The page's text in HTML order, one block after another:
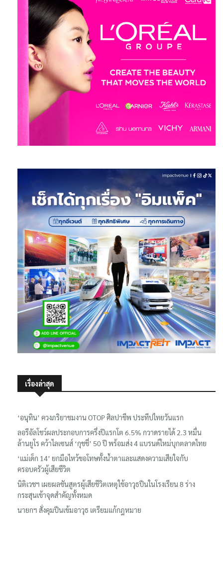
เรื่องล่าสุด
‘อนุทิน’ ควงภริยาชมงาน OTOP ศิลปาชีพ ประทีปไทยวันแรก
ลอรีอัลโชว์ผลประกอบการครึ่งปีแรกโต 6.5% กวาดรายได้ 2.3 หมื่น
ล้านยูโร คว้าไลเซนส์ ‘กุชชี่’ 50 ปี พร้อมส่ง 4 แบรนด์ใหม่บุกตลาดไทย
‘แม่เด็ก 14’ ยกมือไหว้ขอโทษทั้งน้ำตาและแสดงความเสียใจกับ
ครอบครัวผู้เสียชีวิต
นิติเวชฯ เผยผลชันสูตรผู้เสียชีวิตเหตุใช้อาวุธปืนในโรงเรียน 8 ร่าง
กระสุนเข้าจุดสำคัญทั้งหมด
นายกฯ สั่งคุมปืนเข้มอาวุธ เตรียมแก้กฎหมาย